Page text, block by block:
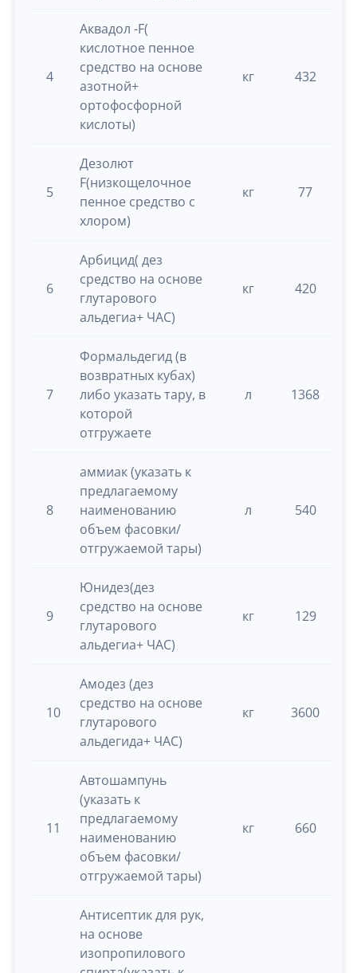
4
Аквадол -F(
кислотное пенное
средство на основе
азотной+
ортофосфорной
кислоты)
кг 432
5
Дезолют
F(низкощелочное
пенное средство с
хлором)
кг 77
6
Арбицид( дез
средство на основе
глутарового
альдегиа+ ЧАС)
кг 420
7
Формальдегид (в
возвратных кубах)
либо указать тару, в
которой
отгружаете
л 1368
8
аммиак (указать к
предлагаемому
наименованию
объем фасовки/
отгружаемой тары)
л 540
9
Юнидез(дез
средство на основе
глутарового
альдегиа+ ЧАС)
кг 129
10
Амодез (дез
средство на основе
глутарового
альдегида+ ЧАС)
кг 3600
11
Автошампунь
(указать к
предлагаемому
наименованию
объем фасовки/
отгружаемой тары)
кг 660
Антисептик для рук,
на основе
изопропилового